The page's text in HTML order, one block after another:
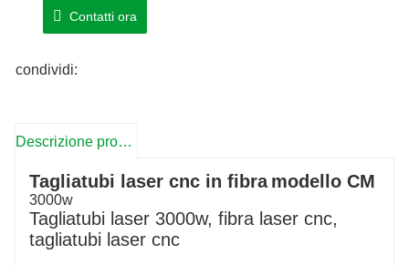
Contatti ora
condividi:
Descrizione prodotto
Tagliatubi laser cnc in fibra modello CM
3000w
Tagliatubi laser 3000w, fibra laser cnc,
tagliatubi laser cnc